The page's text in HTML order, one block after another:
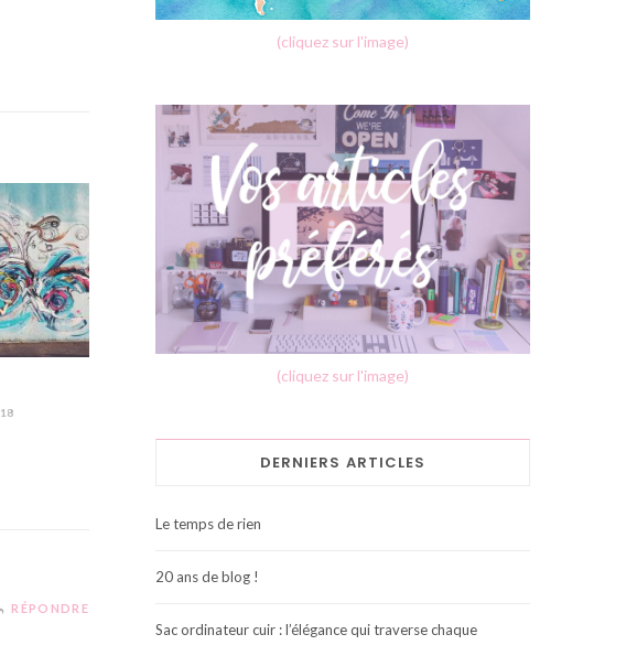
RÉPONDRE
(cliquez sur l'image)
(cliquez sur l'image)
DERNIERS ARTICLES
Le temps de rien
20 ans de blog !
Sac ordinateur cuir : l’élégance qui traverse chaque